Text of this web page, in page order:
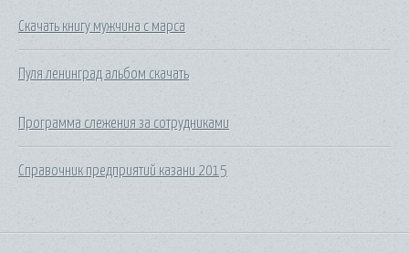
Скачать книгу мужчина с марса
Пуля ленинград альбом скачать
Программа слежения за сотрудниками
Справочник предприятий казани 2015